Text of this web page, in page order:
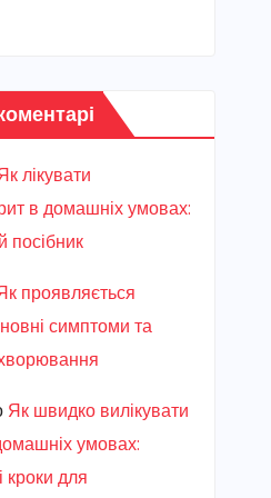
лікувати
в домашніх умовах:
посібник
проявляється
симптоми та
Як швидко вилікувати
умовах:
кроки для